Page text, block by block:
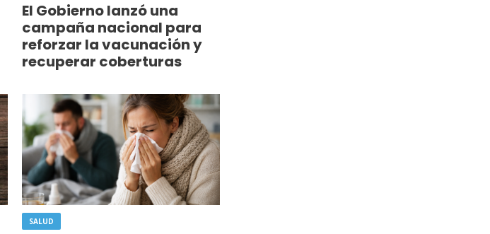
El Gobierno lanzó una
campaña nacional para
reforzar la vacunación y
recuperar coberturas
SALUD